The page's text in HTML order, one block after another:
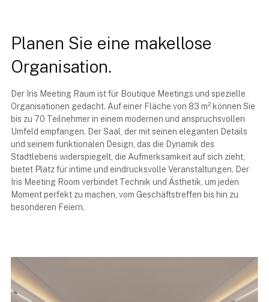
Planen Sie eine makellose
Organisation.
Der Iris Meeting Raum ist für Boutique Meetings und spezielle
Organisationen gedacht. Auf einer Fläche von 83 m² können Sie
bis zu 70 Teilnehmer in einem modernen und anspruchsvollen
Umfeld empfangen. Der Saal, der mit seinen eleganten Details
und seinem funktionalen Design, das die Dynamik des
Stadtlebens widerspiegelt, die Aufmerksamkeit auf sich zieht,
bietet Platz für intime und eindrucksvolle Veranstaltungen. Der
Iris Meeting Room verbindet Technik und Ästhetik, um jeden
Moment perfekt zu machen, vom Geschäftstreffen bis hin zu
besonderen Feiern.